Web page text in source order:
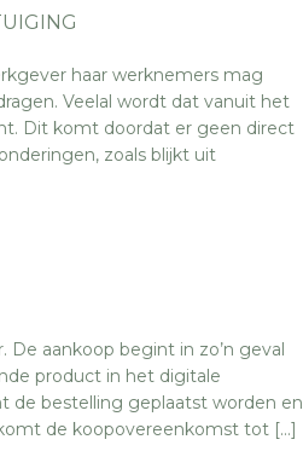
haar werknemers mag
Veelal wordt dat vanuit het
Dit komt doordat er geen direct
zoals blijkt uit
aankoop begint in zo’n geval
product in het digitale
de bestelling geplaatst worden en
de koopovereenkomst tot […]